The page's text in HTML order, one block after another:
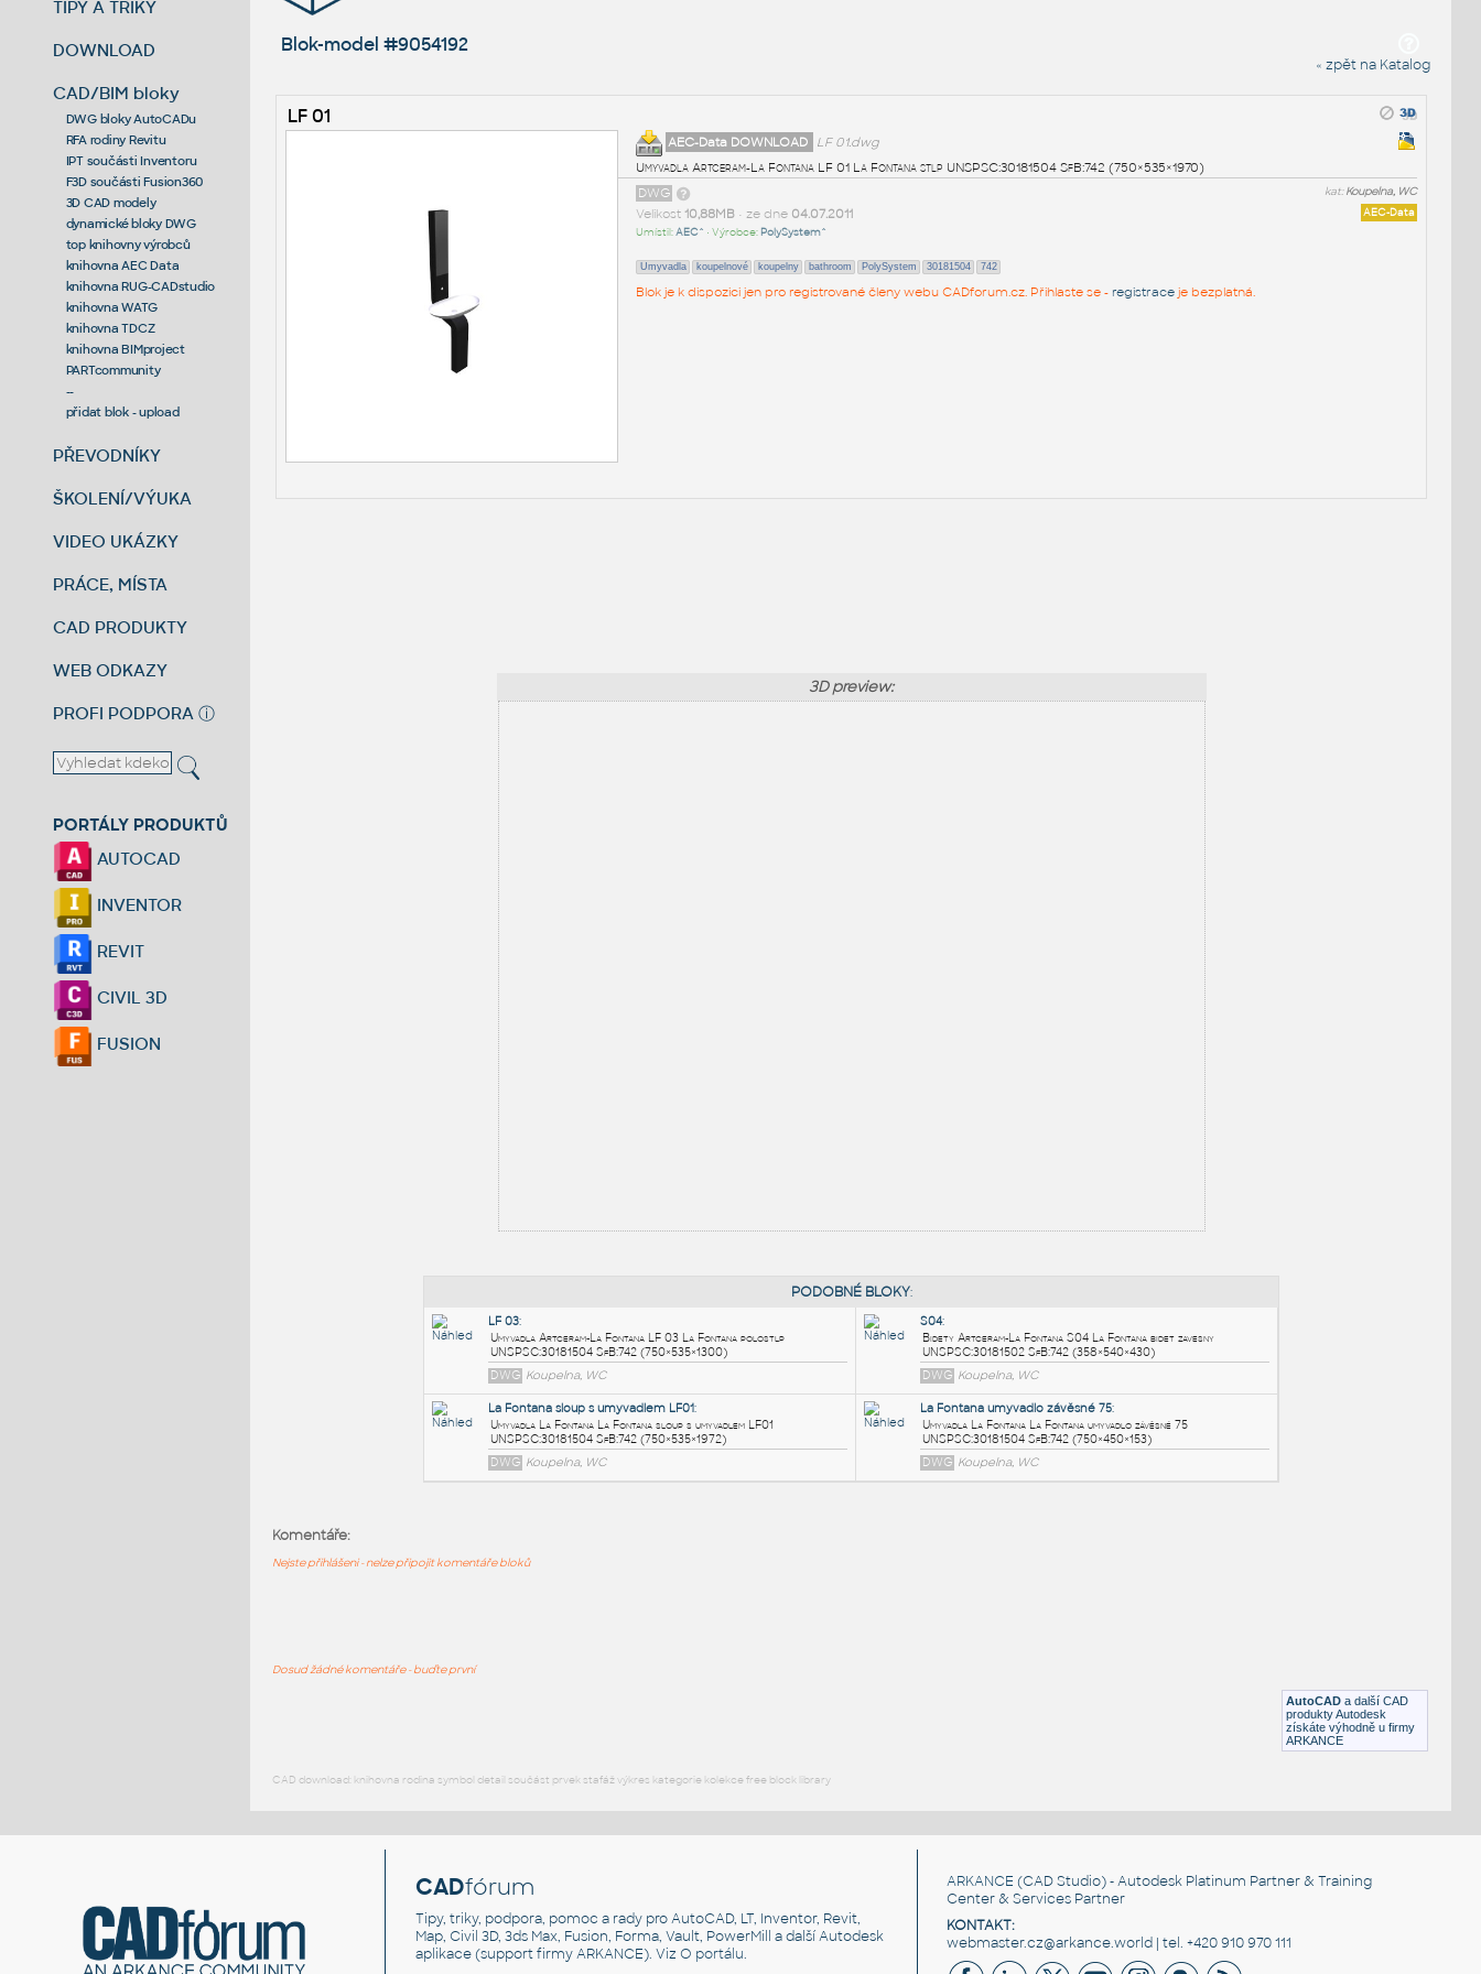
TIPY A TRIKY
DOWNLOAD
CAD/BIM bloky
DWG bloky AutoCADu
RFA rodiny Revitu
IPT součásti Inventoru
F3D součásti Fusion360
3D CAD modely
dynamické bloky DWG
top knihovny výrobců
knihovna AEC Data
knihovna RUG-CADstudio
knihovna WATG
knihovna TDCZ
knihovna BIMproject
PARTcommunity
--
přidat blok - upload
PŘEVODNÍKY
ŠKOLENÍ/VÝUKA
VIDEO UKÁZKY
PRÁCE, MÍSTA
CAD PRODUKTY
WEB ODKAZY
PROFI PODPORA ⓘ
PORTÁLY PRODUKTŮ
AUTOCAD
INVENTOR
REVIT
CIVIL 3D
FUSION
Blok-model #9054192
« zpět na Katalog
LF 01
AEC-Data DOWNLOAD
LF 01.dwg
Umyvadla Artceram-La Fontana LF 01 La Fontana stlp UNSPSC:30181504 SfB:742 (750×535×1970)
kat:Koupelna, WC
DWG
AEC-Data
Velikost 10,88MB• ze dne 04.07.2011
Umístil:AEC^ • Výrobce: PolySystem^
Umyvadla koupelnové koupelny bathroom PolySystem 30181504 742
Blok je k dispozici jen pro registrované členy webu CADforum.cz. Přihlaste se - registraceje bezplatná.
3D preview:
UNSPSC:30181504 SfB:742 (750×535×1972)
La Fontana umyvadlo závěsné 75:
AutoCAD a další CAD
produkty Autodesk
získáte výhodně u firmy
ARKANCE
Komentáře:
Nejste přihlášeni - nelze připojit komentáře bloků
Dosud žádné komentáře - buďte první
CAD download: knihovna rodina symbol detail součást prvek stafáž výkres kategorie kolekce free block library
CADfórum
Tipy, triky, podpora, pomoc a rady pro AutoCAD, LT, Inventor, Revit,
Map, Civil 3D, 3ds Max, Fusion, Forma, Vault, PowerMill a další Autodesk
aplikace (support firmy ARKANCE). VizO portálu.
ARKANCE (CAD Studio) - Autodesk Platinum Partner & Training
Center & Services Partner
KONTAKT:
webmaster.cz@arkance.world | tel. +420 910 970 111